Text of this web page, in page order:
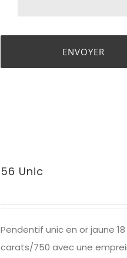
56 Unic
Pendentif unic en or jaune 18
carats/750 avec une